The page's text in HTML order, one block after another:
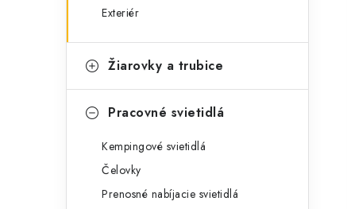
Exteriér
Žiarovky a trubice
Pracovné svietidlá
Kempingové svietidlá
Čelovky
Prenosné nabíjacie svietidlá